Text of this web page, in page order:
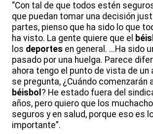
“Con tal de que todos estén
que puedan tomar una decisión
partes, pienso que ha sido lo que
ha visto. La gente quiere que el
los deportes en general. ...Ha sido
pasado por una huelga. Parece
ahora tengo el punto de vista de un
se pregunta, ¿Cuándo comenzarán
béisbol ? He estado fuera del
años, pero quiero que los
seguros y en salud, porque eso es
importante”.